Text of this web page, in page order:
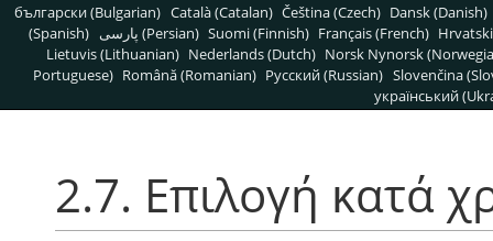
български (Bulgarian) Català (Catalan) Čeština (Czech) Dansk (Danish)
(Spanish)
پارسی (Persian) Suomi (Finnish) Français (French)
Lietuvis (Lithuanian) Nederlands (Dutch) Norsk Nynorsk
Portuguese) Română (Romanian) Pусский (Russian) Slovenčina
український
2.7. Επιλογή κατά